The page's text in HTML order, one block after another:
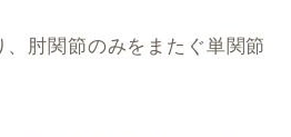
、肘関節のみをまたぐ単関節